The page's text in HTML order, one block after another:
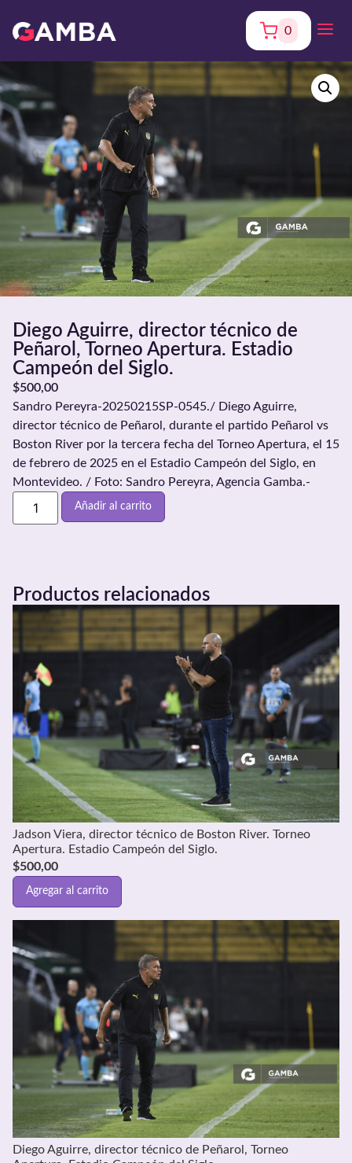
0
Diego Aguirre, director técnico de
Peñarol, Torneo Apertura. Estadio
Campeón del Siglo.
$500,00
Sandro Pereyra-20250215SP-0545./ Diego Aguirre,
director técnico de Peñarol, durante el partido Peñarol vs
Boston River por la tercera fecha del Torneo Apertura, el 15
de febrero de 2025 en el Estadio Campeón del Siglo, en
Montevideo. / Foto: Sandro Pereyra, Agencia Gamba.-
Añadir al carrito
Productos relacionados
Jadson Viera, director técnico de Boston River. Torneo
Apertura. Estadio Campeón del Siglo.
$500,00
Agregar al carrito
Diego Aguirre, director técnico de Peñarol, Torneo